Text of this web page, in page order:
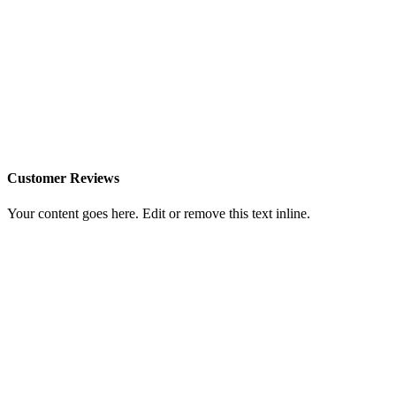
Customer Reviews
Your content goes here. Edit or remove this text inline.